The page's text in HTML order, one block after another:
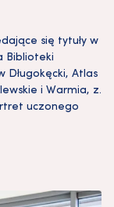
się tytuły w
Biblioteki
Długokęcki, Atlas
i Warmia, z.
uczonego